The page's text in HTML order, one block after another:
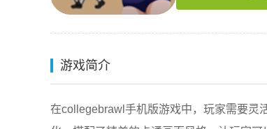
游戏简介
在collegebrawl手机版游戏中，玩家需要灵